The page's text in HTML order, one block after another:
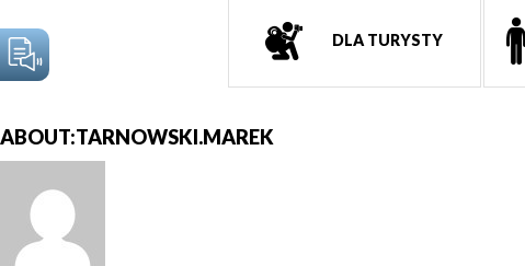
DLA TURYSTY
ABOUT:TARNOWSKI.MAREK